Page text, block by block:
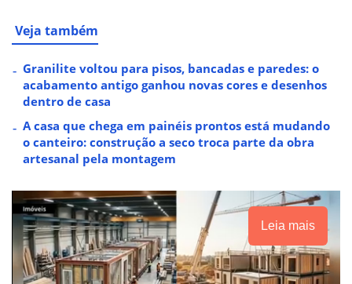
Veja também
Granilite voltou para pisos, bancadas e paredes: o
acabamento antigo ganhou novas cores e desenhos
dentro de casa
A casa que chega em painéis prontos está mudando
o canteiro: construção a seco troca parte da obra
artesanal pela montagem
Leia mais